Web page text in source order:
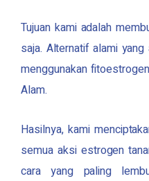
Tujuan kami adalah
saja. Alternatif alami
menggunakan
Alam.
Hasilnya, kami
semua aksi estrogen
cara yang paling